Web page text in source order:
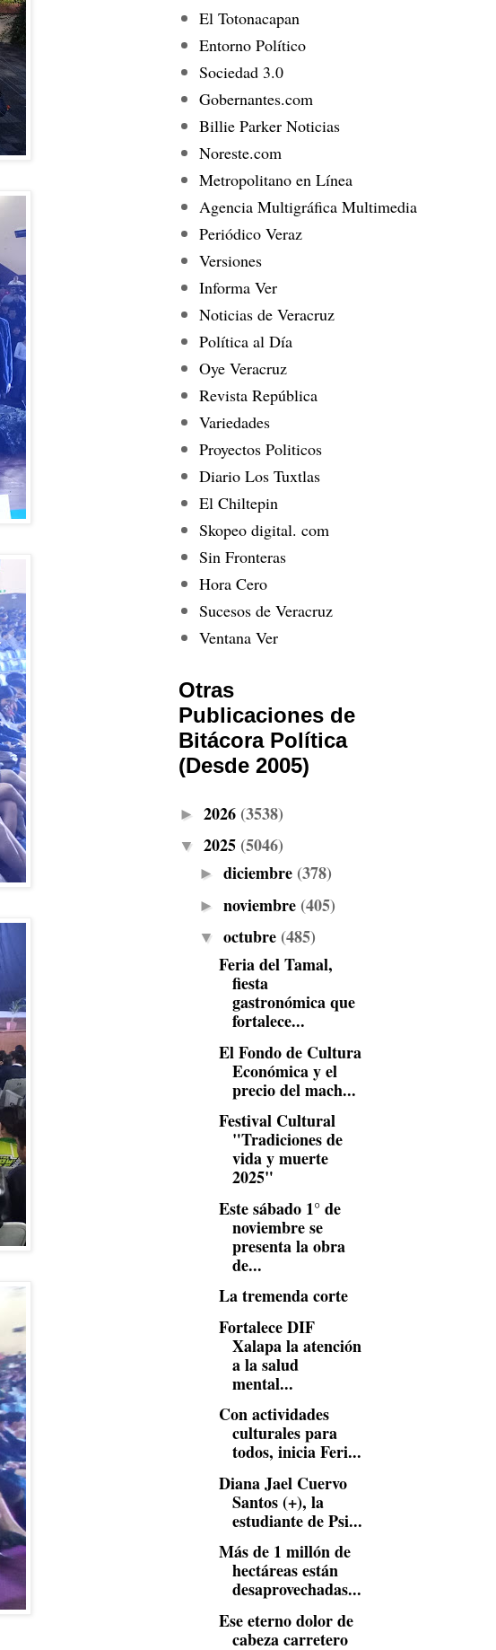
El Totonacapan
Entorno Político
Sociedad 3.0
Gobernantes.com
Billie Parker Noticias
Noreste.com
Metropolitano en Línea
Agencia Multigráfica Multimedia
Periódico Veraz
Versiones
Informa Ver
Noticias de Veracruz
Política al Día
Oye Veracruz
Revista República
Variedades
Proyectos Politicos
Diario Los Tuxtlas
El Chiltepin
Skopeo digital. com
Sin Fronteras
Hora Cero
Sucesos de Veracruz
Ventana Ver
Otras
Publicaciones de
Bitácora Política
(Desde 2005)
► 2026 (3538)
▼ 2025 (5046)
► diciembre (378)
► noviembre (405)
▼ octubre (485)
Feria del Tamal,
fiesta
gastronómica que
fortalece...
El Fondo de Cultura
Económica y el
precio del mach...
Festival Cultural
"Tradiciones de
vida y muerte
2025"
Este sábado 1° de
noviembre se
presenta la obra
de...
La tremenda corte
Fortalece DIF
Xalapa la atención
a la salud
mental...
Con actividades
culturales para
todos, inicia Feri...
Diana Jael Cuervo
Santos (+), la
estudiante de Psi...
Más de 1 millón de
hectáreas están
desaprovechadas...
Ese eterno dolor de
cabeza carretero